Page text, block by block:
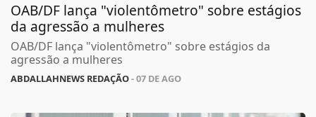
OAB/DF lança "violentômetro" sobre estágios
da agressão a mulheres
OAB/DF lança "violentômetro" sobre estágios da
agressão a mulheres
ABDALLAHNEWS REDAÇÃO- 07 DE AGO